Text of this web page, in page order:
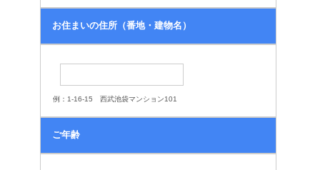
お住まいの住所（番地・建物名）
例：1-16-15 西武池袋マンション101
ご年齢